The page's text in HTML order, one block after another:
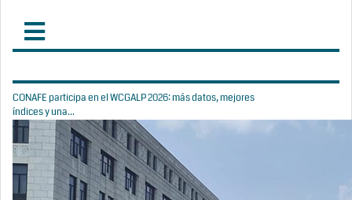
CONAFE participa en el WCGALP 2026: más datos, mejores
índices y una...